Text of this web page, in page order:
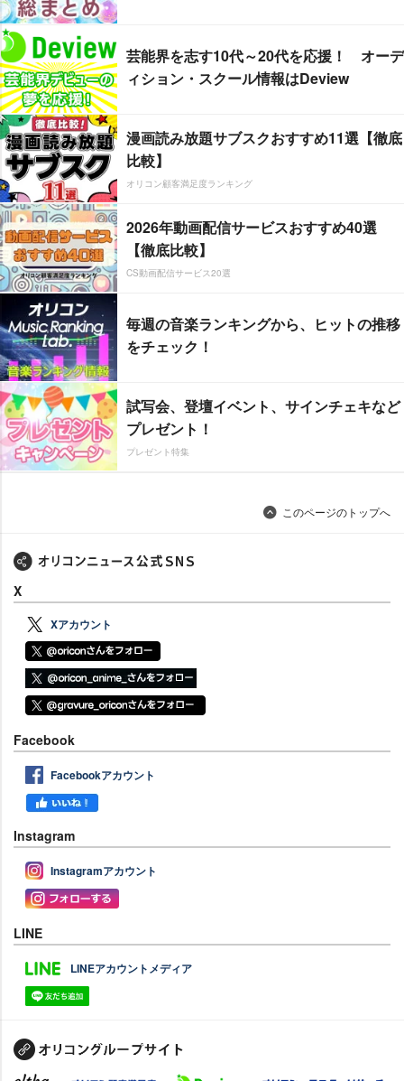
芸能界を志す10代～20代を応援！ オーデ
ィション・スクール情報はDeview
漫画読み放題サブスクおすすめ11選【徹底
比較】
オリコン顧客満足度ランキング
2026年動画配信サービスおすすめ40選
【徹底比較】
CS動画配信サービス20選
毎週の音楽ランキングから、ヒットの推移
をチェック！
試写会、登壇イベント、サインチェキなど
プレゼント！
プレゼント特集
このページのトップへ
X
Xアカウント
Facebook
Facebookアカウント
Instagram
Instagramアカウント
LINE
LINEアカウントメディア